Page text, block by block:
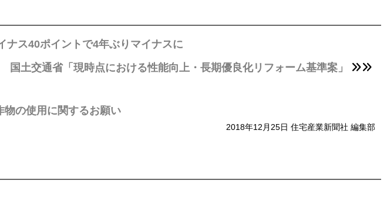
ナス40ポイントで4年ぶりマイナスに
国土交通省「現時点における性能向上・長期優良化リフォーム基準案」
物の使用に関するお願い
2018年12月25日 住宅産業新聞社 編集部